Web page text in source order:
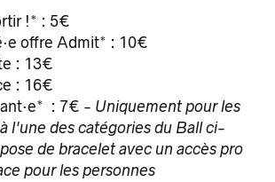
!* : 5€
offre Admit* : 10€
: 13€
: 16€
: 7€ - Uniquement pour les
l'une des catégories du Ball ci-
de bracelet avec un accès pro
pour les personnes